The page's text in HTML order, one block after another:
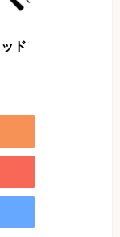
ド